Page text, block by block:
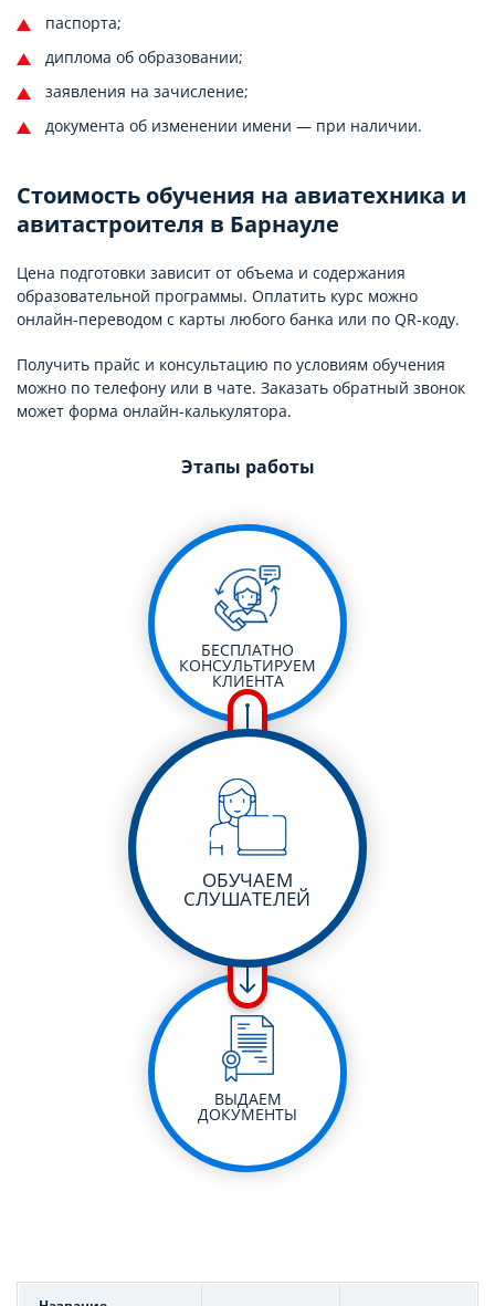
паспорта;
диплома об образовании;
заявления на зачисление;
документа об изменении имени — при наличии.
Стоимость обучения на авиатехника и
авитастроителя в Барнауле
Цена подготовки зависит от объема и содержания
образовательной программы. Оплатить курс можно
онлайн-переводом с карты любого банка или по QR-коду.
Получить прайс и консультацию по условиям обучения
можно по телефону или в чате. Заказать обратный звонок
может форма онлайн-калькулятора.
Этапы работы
БЕСПЛАТНО
КОНСУЛЬТИРУЕМ
КЛИЕНТА
ОБУЧАЕМ
СЛУШАТЕЛЕЙ
ВЫДАЕМ
ДОКУМЕНТЫ